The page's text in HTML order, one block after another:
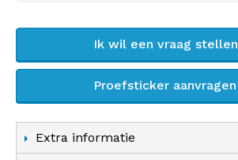
Ik wil een vraag stellen
Proefsticker aanvragen
Extra informatie